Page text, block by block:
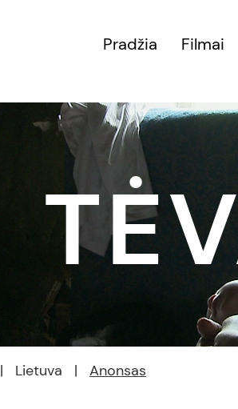
Pradžia Filmai
Lietuva | Anonsas